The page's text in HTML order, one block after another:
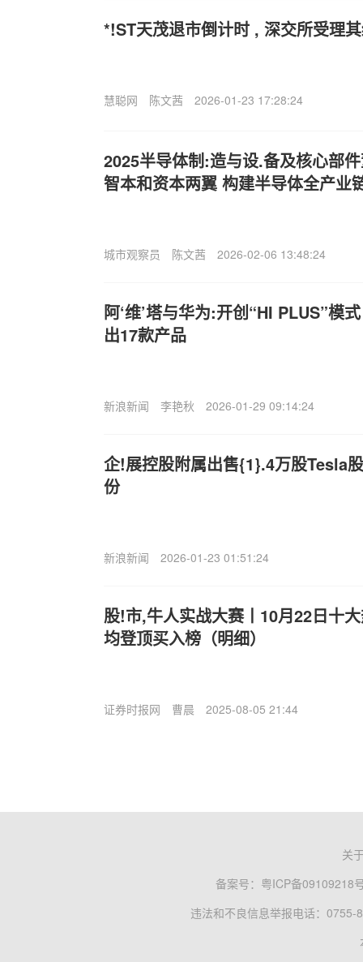
*!ST天茂退市倒计时 , 深交所受理
慧聪网 陈文茜 2026-01-23 17:28:24
2025半导体制:造与设.备及核心部
智本和资本两翼 构建半导体全产业
城市观察员 陈文茜 2026-02-06 13:48:24
阿‘维’塔与华为:开创“HI PLUS”模
出17款产品
新浪新闻 李艳秋 2026-01-29 09:14:24
企!展控股附属出售{1}.4万股Tesla
份
新浪新闻 2026-01-23 01:51:24
股!市,牛人实战大赛丨10月22日十
均登顶买入榜（明细）
证券时报网 曹晨 2025-08-05 21:44
关
备案号： 粤ICP备09109218
违法和不良信息举报电话：0755-